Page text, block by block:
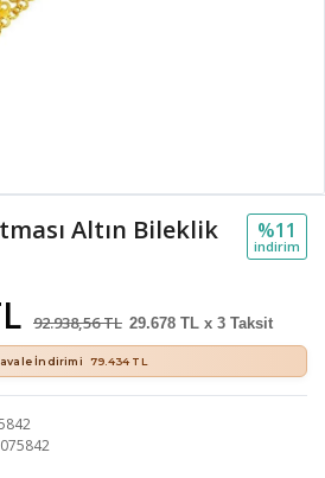
Altın Bileklik
92.938,56 TL
%11
i̇ndi̇ri̇m
29.678 TL x 3 Taksit
İndirimi 79.434 TL